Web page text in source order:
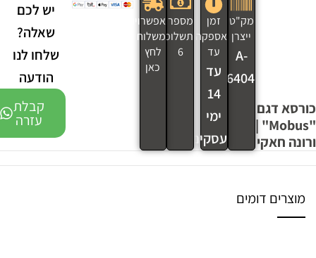
כורסא דגם
"Mobus" |
ורונה חאקי
מק"ט
ייצרן
A-
6404
זמן
אספקה
עד
עד
14
ימי
עסקים
מספר
תשלומים
6
אפשרויות
משלוח
לחץ
כאן
יש לכם
שאלה?
שלחו לנו
הודעה
קבלת
עזרה
מוצרים דומים